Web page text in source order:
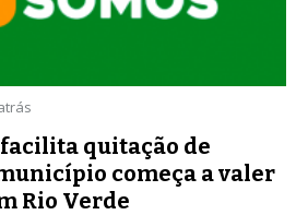
quitação de
começa a valer
Rio Verde